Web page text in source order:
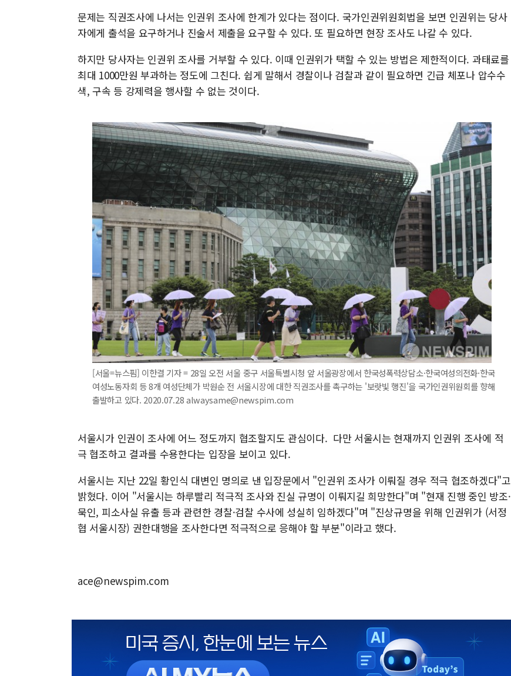
문제는 직권조사에 나서는 인권위 조사에 한계가 있다는 점이다. 국가인권위원회법을 보면 인권위는 당사
자에게 출석을 요구하거나 진술서 제출을 요구할 수 있다. 또 필요하면 현장 조사도 나갈 수 있다.
하지만 당사자는 인권위 조사를 거부할 수 있다. 이때 인권위가 택할 수 있는 방법은 제한적이다. 과태료를
최대 1000만원 부과하는 정도에 그친다. 쉽게 말해서 경찰이나 검찰과 같이 필요하면 긴급 체포나 압수수
색, 구속 등 강제력을 행사할 수 없는 것이다.
[서울=뉴스핌] 이한결 기자 = 28일 오전 서울 중구 서울특별시청 앞 서울광장에서 한국성폭력상담소·한국여성의전화·한국
여성노동자회 등 8개 여성단체가 박원순 전 서울시장에 대한 직권조사를 촉구하는 '보랏빛 행진'을 국가인권위원회를 향해
출발하고 있다. 2020.07.28 alwaysame@newspim.com
서울시가 인권이 조사에 어느 정도까지 협조할지도 관심이다. 다만 서울시는 현재까지 인권위 조사에 적
극 협조하고 결과를 수용한다는 입장을 보이고 있다.
서울시는 지난 22일 황인식 대변인 명의로 낸 입장문에서 "인권위 조사가 이뤄질 경우 적극 협조하겠다"고
밝혔다. 이어 "서울시는 하루빨리 적극적 조사와 진실 규명이 이뤄지길 희망한다"며 "현재 진행 중인 방조·
묵인, 피소사실 유출 등과 관련한 경찰·검찰 수사에 성실히 임하겠다"며 "진상규명을 위해 인권위가 (서정
협 서울시장) 권한대행을 조사한다면 적극적으로 응해야 할 부분"이라고 했다.
ace@newspim.com